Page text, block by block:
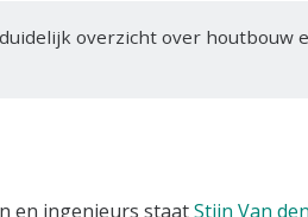
overzicht over houtbouw
en ingenieurs staatStijn Van